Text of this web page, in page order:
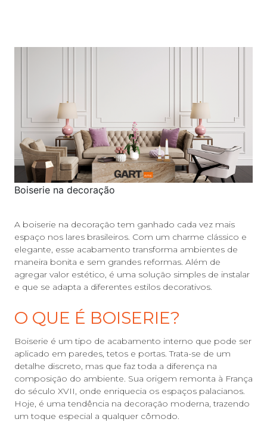
Boiserie na decoração
A boiserie na decoração tem ganhado cada vez mais
espaço nos lares brasileiros. Com um charme clássico e
elegante, esse acabamento transforma ambientes de
maneira bonita e sem grandes reformas. Além de
agregar valor estético, é uma solução simples de instalar
e que se adapta a diferentes estilos decorativos.
O QUE É BOISERIE?
Boiserie é um tipo de acabamento interno que pode ser
aplicado em paredes, tetos e portas. Trata-se de um
detalhe discreto, mas que faz toda a diferença na
composição do ambiente. Sua origem remonta à França
do século XVII, onde enriquecia os espaços palacianos.
Hoje, é uma tendência na decoração moderna, trazendo
um toque especial a qualquer cômodo.